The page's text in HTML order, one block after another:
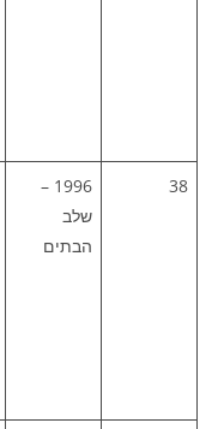
38
1996 –
שלב
הבתים